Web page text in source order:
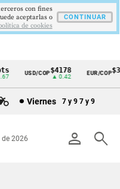
USD/COP$4178
▲ 0.42
EUR/COP
Viernes 7 y 9 7 y 9
person search
de 2026
con fines
aceptarlas o
de cookies
CONTINUAR